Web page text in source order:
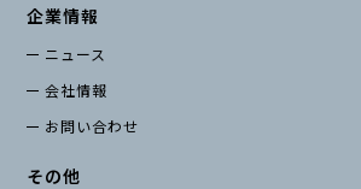
企業情報
ニュース
会社情報
お問い合わせ
その他